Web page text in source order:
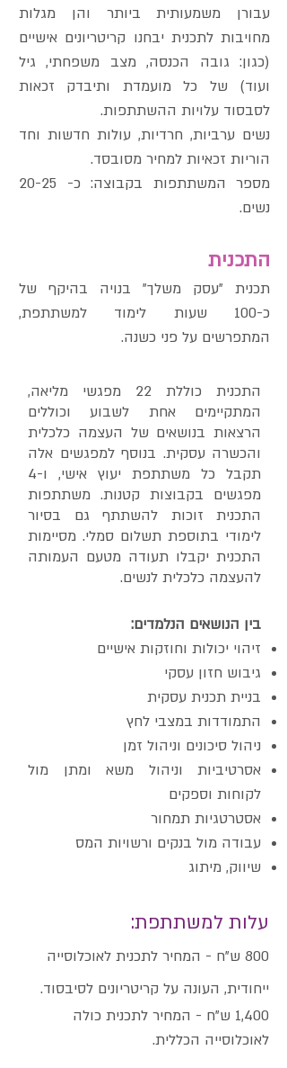
עבורן משמעותית ביותר והן מגלות
מחויבות לתכנית יבחנו קריטריונים אישיים
(כגון: גובה הכנסה, מצב משפחתי, גיל
ועוד) של כל מועמדת ותיבדק זכאות
לסבסוד עלויות ההשתתפות.
נשים ערביות, חרדיות, עולות חדשות וחד
הוריות זכאיות למחיר מסובסד.
מספר המשתתפות בקבוצה: כ- 20-25
נשים.
התכנית
תכנית "עסק משלך" בנויה בהיקף של
כ-100 שעות לימוד למשתתפת,
המתפרשים על פני כשנה.
התכנית כוללת 22 מפגשי מליאה,
המתקיימים אחת לשבוע וכוללים
הרצאות בנושאים של העצמה כלכלית
והכשרה עסקית. בנוסף למפגשים אלה
תקבל כל משתתפת יעוץ אישי, ו-4
מפגשים בקבוצות קטנות. משתתפות
התכנית זוכות להשתתף גם בסיור
לימודי בתוספת תשלום סמלי. מסיימות
התכנית יקבלו תעודה מטעם העמותה
להעצמה כלכלית לנשים.
בין הנושאים הנלמדים:
זיהוי יכולות וחוזקות אישיים
גיבוש חזון עסקי
בניית תכנית עסקית
התמודדות במצבי לחץ
ניהול סיכונים וניהול זמן
אסרטיביות וניהול משא ומתן מול
לקוחות וספקים
אסטרטגיות תמחור
עבודה מול בנקים ורשויות המס
שיווק, מיתוג
עלות למשתתפת:
800 ש"ח - המחיר לתכנית לאוכלוסייה
ייחודית, העונה על קריטריונים לסיבסוד.
1,400 ש"ח - המחיר לתכנית כולה
לאוכלוסייה הכללית.